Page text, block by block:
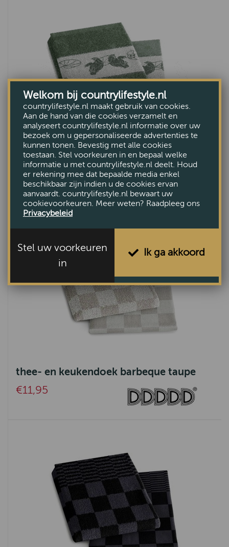
Thee- en keukendoek Froggy Laurel
€11,95
thee- en keukendoek barbeque taupe
€11,95
Welkom bij countrylifestyle.nl
countrylifestyle.nl maakt gebruik van cookies.
Aan de hand van die cookies verzamelt en
analyseert countrylifestyle.nl informatie over uw
bezoek om u gepersonaliseerde advertenties te
kunnen tonen. Bevestig met alle cookies
toestaan. Stel voorkeuren in en bepaal welke
informatie u met countrylifestyle.nl deelt. Houd
er rekening mee dat bepaalde media enkel
beschikbaar zijn indien u de cookies ervan
aanvaardt. countrylifestyle.nl bewaart uw
cookievoorkeuren. Meer weten? Raadpleeg ons
Privacybeleid
Stel uw voorkeuren
in
Ik ga akkoord